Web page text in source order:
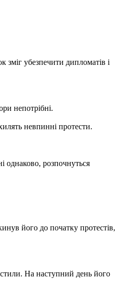
убезпечити дипломатів і
непотрібні.
невпинні протести.
однаково, розпочнуться
його до початку протестів,
На наступний день його